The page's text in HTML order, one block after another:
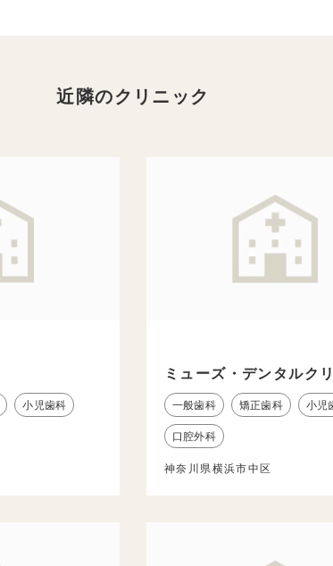
近隣のクリニック
小児歯科
ミューズ・デンタルク
一般歯科 矯正歯科 小児
口腔外科
神奈川県横浜市中区